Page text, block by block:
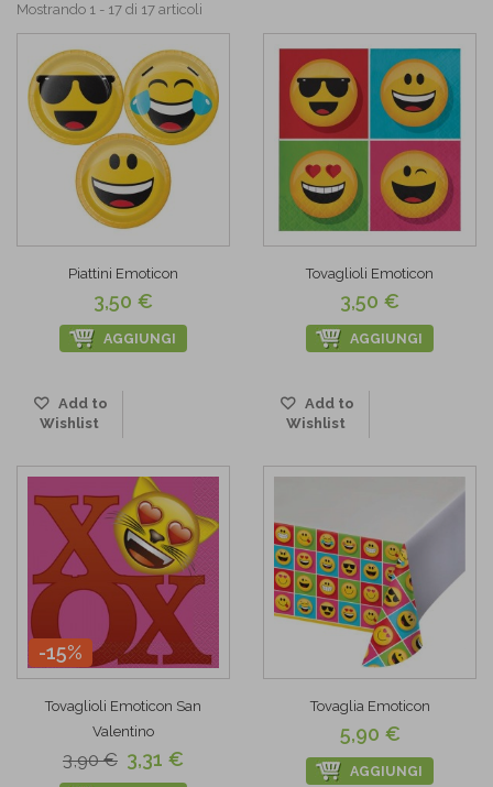
Mostrando 1 - 17 di 17 articoli
Piattini Emoticon
3,50 €
AGGIUNGI
Add to
Wishlist
Tovaglioli Emoticon
3,50 €
AGGIUNGI
Add to
Wishlist
-15%
Tovaglioli Emoticon San
Valentino
3,90 € 3,31 €
Tovaglia Emoticon
5,90 €
AGGIUNGI